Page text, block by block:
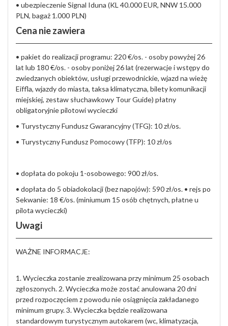
• ubezpieczenie Signal Iduna (KL 40.000 EUR, NNW 15.000
PLN, bagaż 1.000 PLN)
Cena nie zawiera
• pakiet do realizacji programu: 220 €/os. - osoby powyżej 26
lat lub 180 €/os. - osoby poniżej 26 lat (rezerwacje i wstępy do
zwiedzanych obiektów, usługi przewodnickie, wjazd na wieżę
Eiffla, wjazdy do miasta, taksa klimatyczna, bilety komunikacji
miejskiej, zestaw słuchawkowy Tour Guide) płatny
obligatoryjnie pilotowi wycieczki
• Turystyczny Fundusz Gwarancyjny (TFG): 10 zł/os.
• Turystyczny Fundusz Pomocowy (TFP): 10 zł/os
• dopłata do pokoju 1-osobowego: 900 zł/os.
• dopłata do 5 obiadokolacji (bez napojów): 590 zł/os. • rejs po
Sekwanie: 18 €/os. (miniumum 15 osób chętnych, płatne u
pilota wycieczki)
Uwagi
WAŻNE INFORMACJE:
1. Wycieczka zostanie zrealizowana przy minimum 25 osobach
zgłoszonych. 2. Wycieczka może zostać anulowana 20 dni
przed rozpoczęciem z powodu nie osiągnięcia zakładanego
minimum grupy. 3. Wycieczka będzie realizowana
standardowym turystycznym autokarem (wc, klimatyzacja,